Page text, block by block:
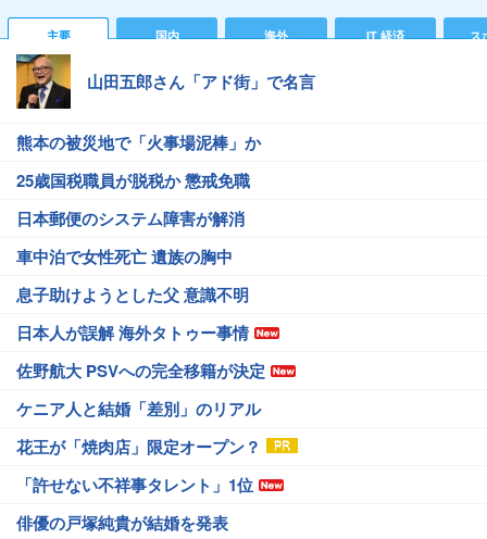
主要 国内 海外 IT 経済 ス
山田五郎さん「アド街」で名言
熊本の被災地で「火事場泥棒」か
25歳国税職員が脱税か 懲戒免職
日本郵便のシステム障害が解消
車中泊で女性死亡 遺族の胸中
息子助けようとした父 意識不明
日本人が誤解 海外タトゥー事情
佐野航大 PSVへの完全移籍が決定
ケニア人と結婚「差別」のリアル
花王が「焼肉店」限定オープン？
「許せない不祥事タレント」1位
俳優の戸塚純貴が結婚を発表